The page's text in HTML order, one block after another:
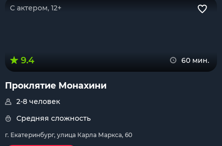
С актером, 12+
9.4 60 мин.
Проклятие Монахини
2-8 человек
Средняя сложность
г. Екатеринбург, улица Карла Маркса, 60